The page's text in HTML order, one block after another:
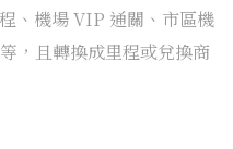
、機場 VIP 通關、市區機
，且轉換成里程或兌換商